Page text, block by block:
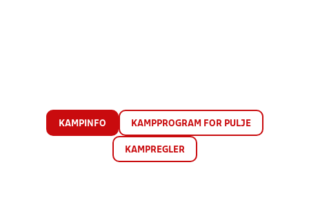
KAMPINFO KAMPPROGRAM FOR PULJE
KAMPREGLER